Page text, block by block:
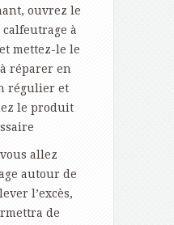
ouvrez le
à
mettez-le le
réparer en
régulier et
le produit
allez
autour de
l’excès,
de